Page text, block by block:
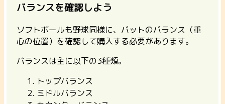
バランスを確認しよう
ソフトボールも野球同様に、バットのバランス（重
心の位置）を確認して購入する必要があります。
バランスは主に以下の3種類。
トップバランス
ミドルバランス